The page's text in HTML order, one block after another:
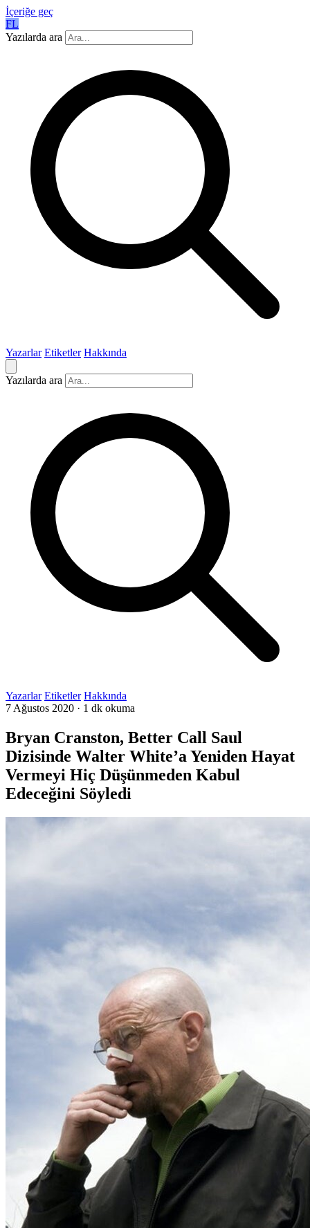
İçeriğe geç
FL
Yazılarda ara
Yazarlar Etiketler Hakkında
Yazılarda ara
Yazarlar Etiketler Hakkında
7 Ağustos 2020 · 1 dk okuma
Bryan Cranston, Better Call Saul
Dizisinde Walter White’a Yeniden Hayat
Vermeyi Hiç Düşünmeden Kabul
Edeceğini Söyledi